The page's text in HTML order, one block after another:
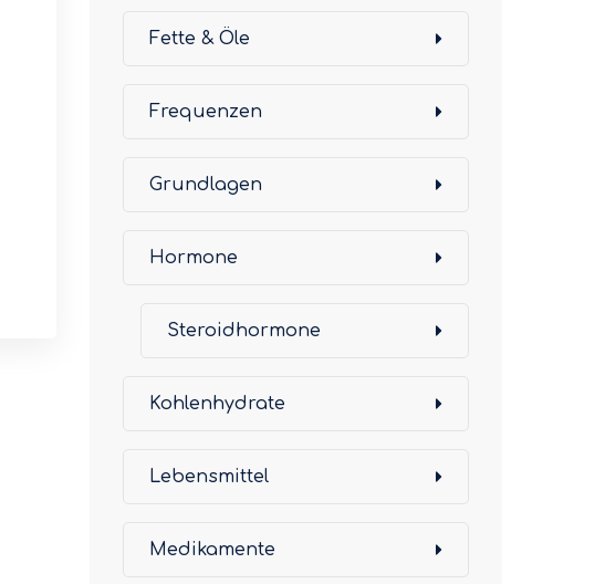
Fette & Öle
Frequenzen
Grundlagen
Hormone
Steroidhormone
Kohlenhydrate
Lebensmittel
Medikamente